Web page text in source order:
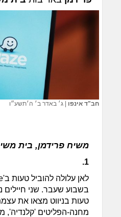
חב"ד אינפו |ג׳ באדר ב׳ ה׳תשע״ו
משיח פרידמן, בית
1.
בשבוע שעבר. שני חיילים
טעות בניווט מצאו את
מחנה-הפליטים 'קלנדיה',